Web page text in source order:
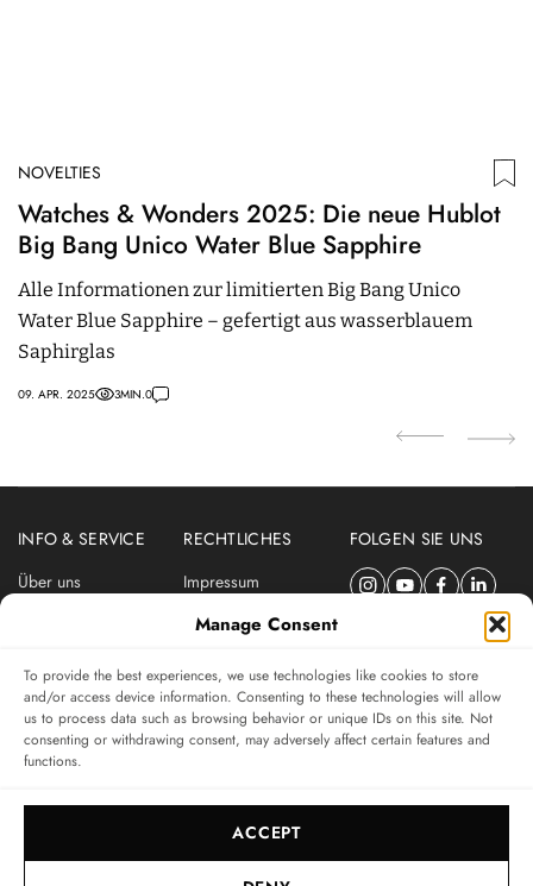
Manage Consent
To provide the best experiences, we use technologies like cookies to store
and/or access device information. Consenting to these technologies will allow
us to process data such as browsing behavior or unique IDs on this site. Not
consenting or withdrawing consent, may adversely affect certain features and
functions.
ACCEPT
NOVELTIES
Watches & Wonders 2025: Die neue Hublot
Big Bang Unico Water Blue Sapphire
Alle Informationen zur limitierten Big Bang Unico
Water Blue Sapphire – gefertigt aus wasserblauem
Saphirglas
09. APR. 2025 3MIN.0
INFO & SERVICE
Über uns
RECHTLICHES
Impressum
Datenschutzerklärung
FOLGEN SIE UNS
ABONNIEREN SIE DEN SWISSWATCHES NEWSLETTER
Das unabhängige Magazin für Uhren-Connaisseurs
SUBSCRIBE